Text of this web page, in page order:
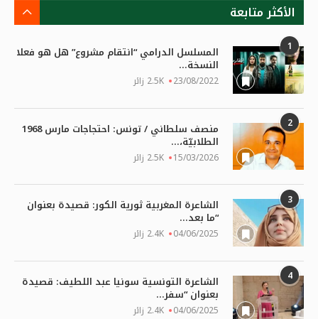
الأكثر متابعة
1 المسلسل الدرامي “انتقام مشروع” هل هو فعلا
النسخة...
23/08/2022 2.5K زائر
2 منصف سلطاني / تونس: احتجاجات مارس 1968
الطلابيّة،...
15/03/2026 2.5K زائر
3 الشاعرة المغربية ثورية الكور: قصيدة بعنوان
“ما بعد...
04/06/2025 2.4K زائر
4 الشاعرة التونسية سونيا عبد اللطيف: قصيدة
بعنوان “سفر...
04/06/2025 2.4K زائر